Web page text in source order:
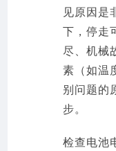
见原因是
下，停走
尽、机械
素（如温
别问题的
步。
检查电池